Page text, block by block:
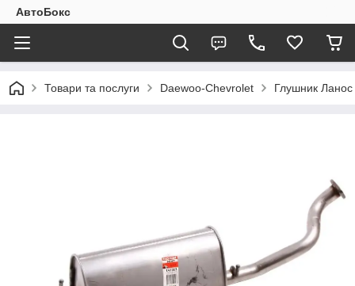
АвтоБокс
Товари та послуги Daewoo-Chevrolet Глушник Ланос